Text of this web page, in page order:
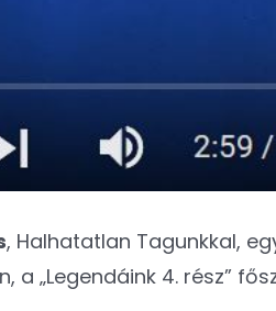
, Halhatatlan Tagunkkal,
a „Legendáink 4. rész”